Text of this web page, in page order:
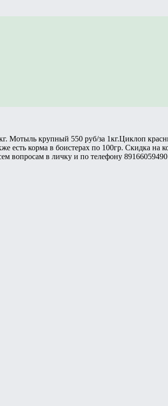
Мотыль крупный 550 руб/за 1кг.Циклоп
есть корма в боистерах по 100гр. Скидка на
вопросам в личку и по телефону